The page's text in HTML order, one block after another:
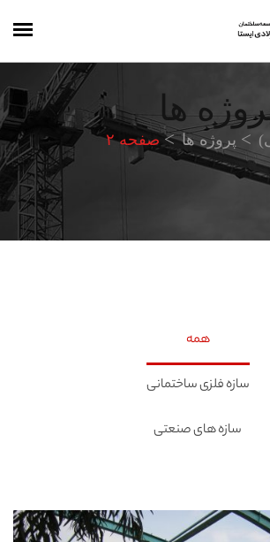
ها
پروژه ها صفحه ۲
همه
سازه فلزی ساختمانی
سازه های صنعتی